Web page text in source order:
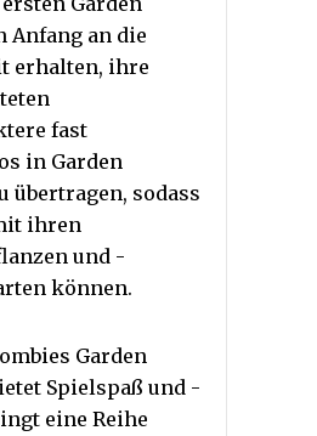
Anfang an die
erhalten, ihre
fast
in Garden
übertragen, sodass
ihren
und -
können.
Garden
Spielspaß und -
eine Reihe